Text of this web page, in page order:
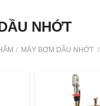
NHỚT
/ MÁY BƠM DẦU NHỚT /